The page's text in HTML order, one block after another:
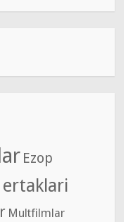
Ezop
ertaklari
Multfilmlar